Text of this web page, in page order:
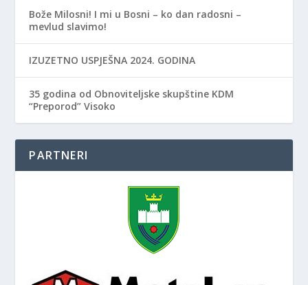
Bože Milosni! I mi u Bosni – ko dan radosni –
mevlud slavimo!
IZUZETNO USPJEŠNA 2024. GODINA
35 godina od Obnoviteljske skupštine KDM
“Preporod” Visoko
PARTNERI